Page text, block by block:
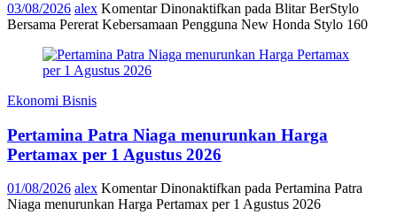
03/08/2026 alex Komentar Dinonaktifkan pada Blitar BerStylo
Bersama Pererat Kebersamaan Pengguna New Honda Stylo 160
Ekonomi Bisnis
Pertamina Patra Niaga menurunkan Harga
Pertamax per 1 Agustus 2026
01/08/2026 alex Komentar Dinonaktifkan pada Pertamina Patra
Niaga menurunkan Harga Pertamax per 1 Agustus 2026